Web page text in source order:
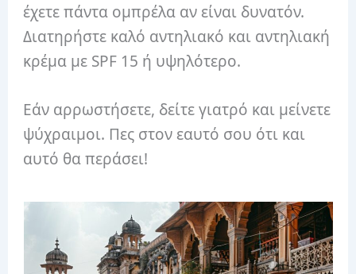
έχετε πάντα ομπρέλα αν είναι δυνατόν.
Διατηρήστε καλό αντηλιακό και αντηλιακή
κρέμα με SPF 15 ή υψηλότερο.
Εάν αρρωστήσετε, δείτε γιατρό και μείνετε
ψύχραιμοι. Πες στον εαυτό σου ότι και
αυτό θα περάσει!